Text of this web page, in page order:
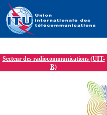
Secteur des radiocommunications (UIT-
R)